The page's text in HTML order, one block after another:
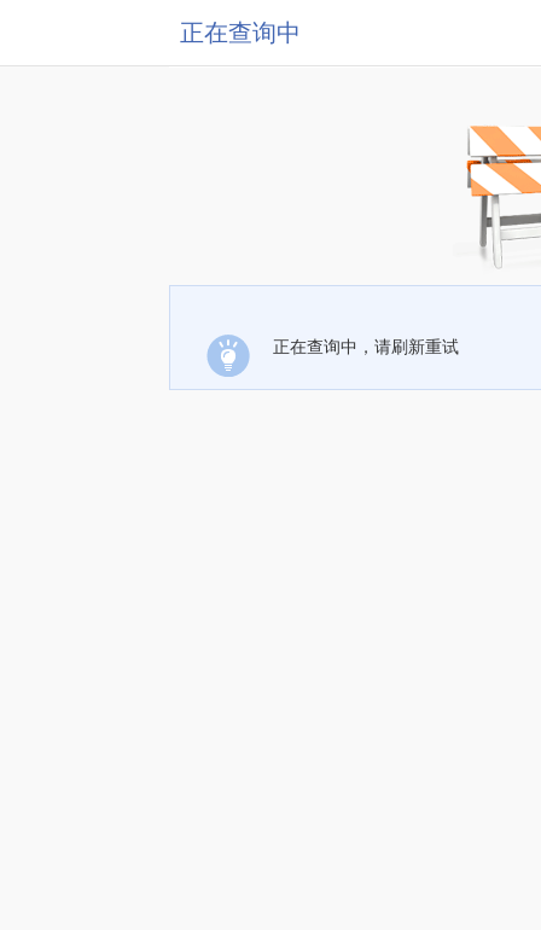
正在查询中
正在查询中，请刷新重试